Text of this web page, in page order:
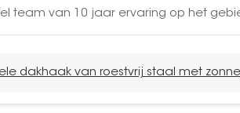
team van 10 jaar ervaring op het
dakhaak van roestvrij staal met